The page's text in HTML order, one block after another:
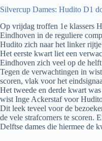
Silvercup Dames: Hudito D1
Op vrijdag troffen 1e klassers
Eindhoven in de reguliere
Hudito zich naar het linker rijtje
Het eerste kwart liet een
Eindhoven zich veel op de
Tegen de verwachtingen in
scoren, vlak voor het
Het tweede en derde kwart
wist Inge Ackerstaf voor
Dit leek teveel voor de
de vele strafcorners te scoren.
Delftse dames die hiermee de